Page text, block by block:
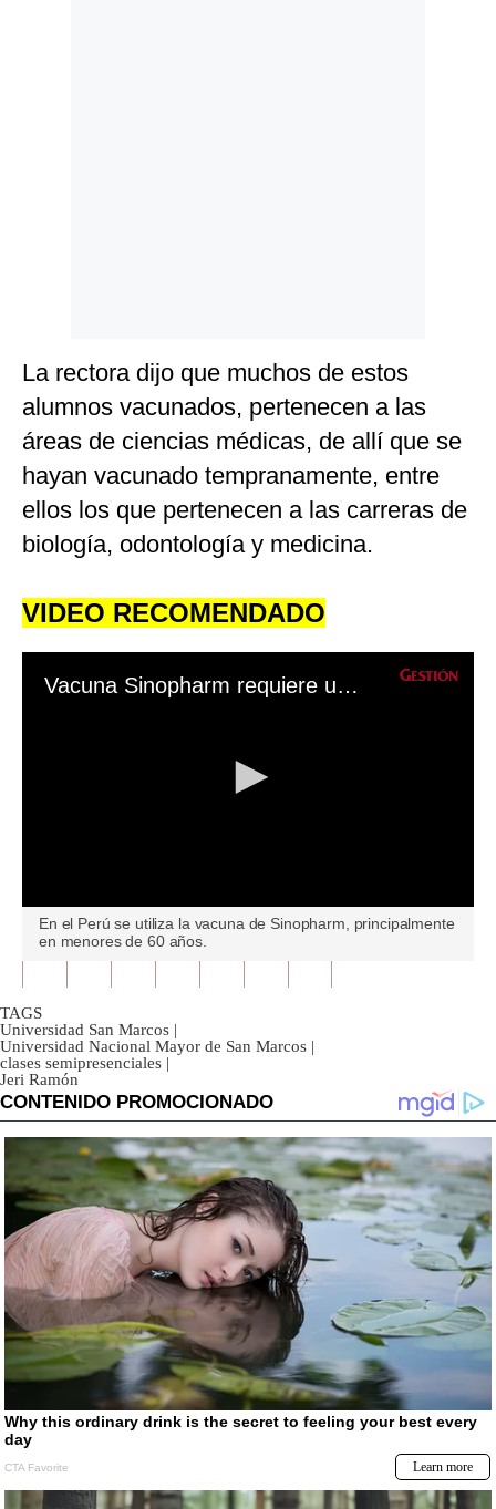
La rectora dijo que muchos de estos
alumnos vacunados, pertenecen a las
áreas de ciencias médicas, de allí que se
hayan vacunado tempranamente, entre
ellos los que pertenecen a las carreras de
biología, odontología y medicina.
VIDEO RECOMENDADO
Vacuna Sinopharm requiere una tercera dosis: ¿Cómo afecta esto a los peruanos?
seconds
0
seconds
En el Perú se utiliza la vacuna de Sinopharm, principalmente
en menores de 60 años.
TAGS
Universidad San Marcos |
Universidad Nacional Mayor de San Marcos |
clases semipresenciales |
Jeri Ramón